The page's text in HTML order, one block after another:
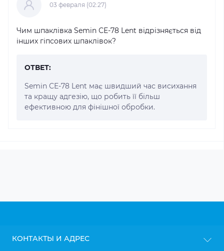
03 февраля (02:27)
Чим шпаклівка Semin СЕ-78 Lent відрізняється від
інших гіпсових шпаклівок?
ОТВЕТ:
Semin СЕ-78 Lent має швидший час висихання
та кращу адгезію, що робить її більш
ефективною для фінішної обробки.
КОНТАКТЫ И АДРЕС